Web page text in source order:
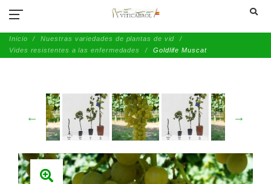
TEMPORADA 2026 I Nuevas variedades de uva en el sitio.
Inicio
Nuestras variedades de plantas de vid
Vides resistentes a las enfermedades
Goldlife Muscat